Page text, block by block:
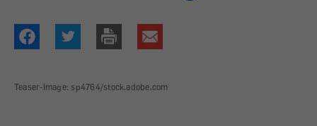
Teaser-Image: sp4764/stock.adobe.com